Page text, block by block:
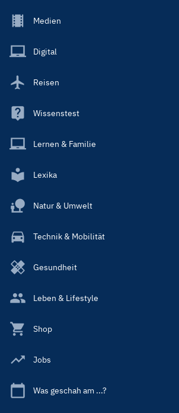
Footer
Main
Medien
Digital
Reisen
Wissenstest
Lernen & Familie
Lexika
Natur & Umwelt
Technik & Mobilität
Gesundheit
Leben & Lifestyle
Shop
Jobs
Was geschah am ...?